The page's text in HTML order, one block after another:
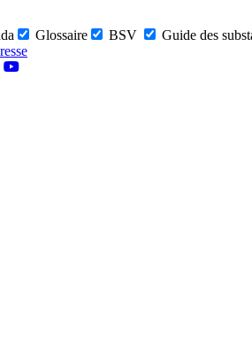
Glossaire BSV
Guide des